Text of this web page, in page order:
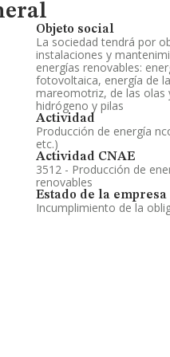
Objeto social
La sociedad tendrá por
instalaciones y
energías renovables:
fotovoltaica, energía de
mareomotriz, de las
hidrógeno y pilas
Actividad
Producción de energía
etc.)
Actividad CNAE
3512 - Producción de
renovables
Estado de la empresa
Incumplimiento de la